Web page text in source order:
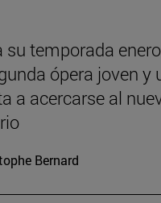
su temporada
ópera joven
a acercarse al
Bernard